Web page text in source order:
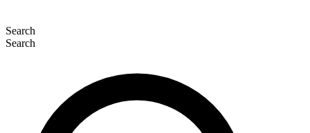
Search
Search